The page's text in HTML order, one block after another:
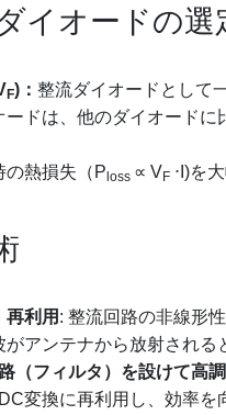
イオードの選
F)： 整流ダイオードとして
ードは、他のダイオードに
の熱損失（Ploss ∝ VF ⋅I)を
再利用 : 整流回路の非線形
アンテナから放射される
（フィルタ）を設けて高
変換に再利用し、効率を